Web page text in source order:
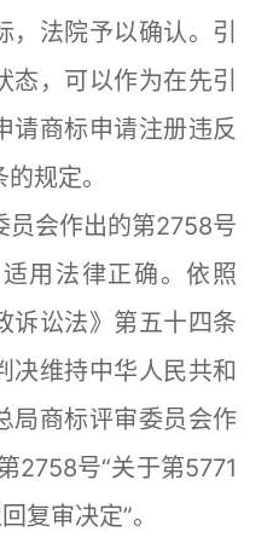
法院予以确认。引
，可以作为在先引
请商标申请注册违反
规定。
会作出的第2758号
用法律正确。依照
诉讼法》第五十四条
决维持中华人民共和
局商标评审委员会作
2758号“关于第5771
复审决定”。